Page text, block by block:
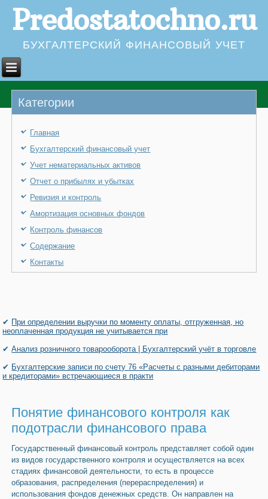
Predostatochno.ru
БУХГАЛТЕРСКИЙ ФИНАНСОВЫЙ УЧЕТ
Категории
Главная
Бухгалтерский финансовый учет
Учет нематериальных активов
Отчет о прибылях и убытках
Ревизия и контроль
Амортизация основных фондов
Контроль финансов
Содержание
Контакты
✔ При определении выручки по моменту оплаты, отгруженная, но
неоплаченная продукция не учитывается при
✔Анализ розничного товарооборота | Бухгалтерский учёт в торговле
✔ Бухгалтерские записи по счету 76 «Расчеты с разными дебиторами
и кредиторами» встречающиеся в практи
Понятие финансового контроля как
подотрасли финансового права
Государственный финансовый контроль представляет собой один
из ви­дов государственного контроля и осуществляется на всех
стадиях финансовой деятельности, то есть в процессе
образования, распределения (перерас­пределения) и
использования фондов денежных средств. Он направлен на